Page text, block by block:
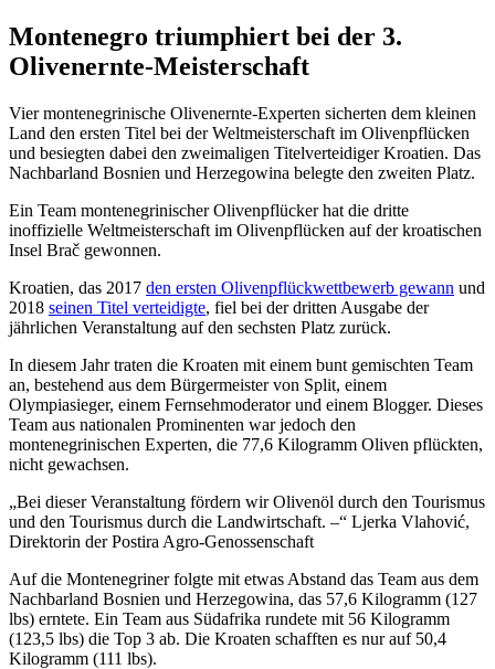
Montenegro triumphiert bei der 3.
Olivenernte-Meisterschaft
Vier montenegrinische Olivenernte-Experten sicherten dem kleinen
Land den ersten Titel bei der Weltmeisterschaft im Olivenpflücken
und besiegten dabei den zweimaligen Titelverteidiger Kroatien. Das
Nachbarland Bosnien und Herzegowina belegte den zweiten Platz.
Ein Team montenegrinischer Olivenpflücker hat die dritte
inoffizielle Weltmeisterschaft im Olivenpflücken auf der kroatischen
Insel Brač gewonnen.
Kroatien, das 2017 den ersten Olivenpflückwettbewerb gewann und
2018 seinen Titel verteidigte, fiel bei der dritten Ausgabe der
jährlichen Veranstaltung auf den sechsten Platz zurück.
In diesem Jahr traten die Kroaten mit einem bunt gemischten Team
an, bestehend aus dem Bürgermeister von Split, einem
Olympiasieger, einem Fernsehmoderator und einem Blogger. Dieses
Team aus nationalen Prominenten war jedoch den
montenegrinischen Experten, die 77,6 Kilogramm Oliven pflückten,
nicht gewachsen.
Bei dieser Veranstaltung fördern wir Olivenöl durch den Tourismus
und den Tourismus durch die Landwirtschaft. –
Ljerka Vlahović,
Direktorin der Postira Agro-Genossenschaft
Auf die Montenegriner folgte mit etwas Abstand das Team aus dem
Nachbarland Bosnien und Herzegowina, das 57,6 Kilogramm (127
lbs) erntete. Ein Team aus Südafrika rundete mit 56 Kilogramm
(123,5 lbs) die Top 3 ab. Die Kroaten schafften es nur auf 50,4
Kilogramm (111 lbs).